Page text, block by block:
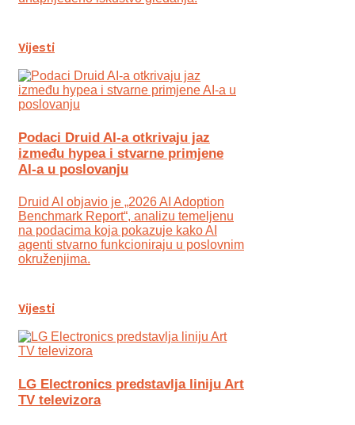
Vijesti
Podaci Druid AI-a otkrivaju jaz
između hypea i stvarne primjene
AI-a u poslovanju
Druid AI objavio je „2026 AI Adoption
Benchmark Report“, analizu temeljenu
na podacima koja pokazuje kako AI
agenti stvarno funkcioniraju u poslovnim
okruženjima.
Vijesti
LG Electronics predstavlja liniju Art
TV televizora